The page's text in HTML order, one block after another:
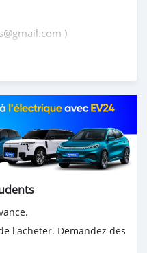
)
l'acheter. Demandez des